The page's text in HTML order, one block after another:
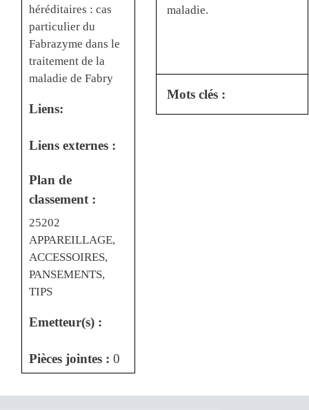
héréditaires : cas
particulier du
Fabrazyme dans le
traitement de la
maladie de Fabry
Liens:
Liens externes :
Plan de
classement :
25202
APPAREILLAGE,
ACCESSOIRES,
PANSEMENTS,
TIPS
Emetteur(s) :
Pièces jointes : 0
maladie.
Mots clés :